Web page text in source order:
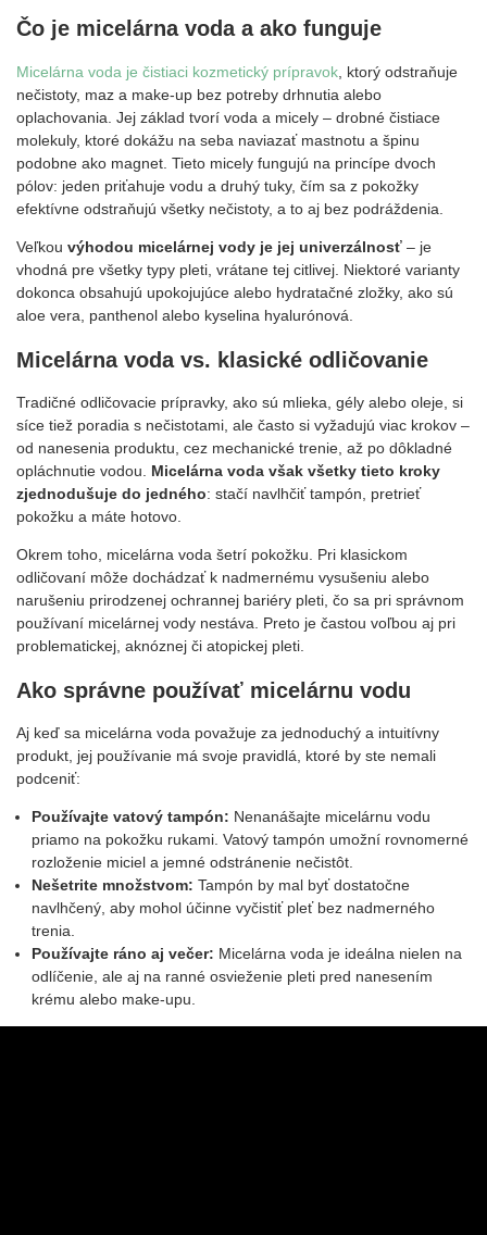
Čo je micelárna voda a ako funguje
Micelárna voda je čistiaci kozmetický prípravok , ktorý odstraňuje
nečistoty, maz a make-up bez potreby drhnutia alebo
oplachovania. Jej základ tvorí voda a micely – drobné čistiace
molekuly, ktoré dokážu na seba naviazať mastnotu a špinu
podobne ako magnet. Tieto micely fungujú na princípe dvoch
pólov: jeden priťahuje vodu a druhý tuky, čím sa z pokožky
efektívne odstraňujú všetky nečistoty, a to aj bez podráždenia.
Veľkou výhodou micelárnej vody je jej univerzálnosť – je
vhodná pre všetky typy pleti, vrátane tej citlivej. Niektoré varianty
dokonca obsahujú upokojujúce alebo hydratačné zložky, ako sú
aloe vera, panthenol alebo kyselina hyalurónová.
Micelárna voda vs. klasické odličovanie
Tradičné odličovacie prípravky, ako sú mlieka, gély alebo oleje, si
síce tiež poradia s nečistotami, ale často si vyžadujú viac krokov –
od nanesenia produktu, cez mechanické trenie, až po dôkladné
opláchnutie vodou. Micelárna voda však všetky tieto kroky
zjednodušuje do jedného: stačí navlhčiť tampón, pretrieť
pokožku a máte hotovo.
Okrem toho, micelárna voda šetrí pokožku. Pri klasickom
odličovaní môže dochádzať k nadmernému vysušeniu alebo
narušeniu prirodzenej ochrannej bariéry pleti, čo sa pri správnom
používaní micelárnej vody nestáva. Preto je častou voľbou aj pri
problematickej, aknóznej či atopickej pleti.
Ako správne používať micelárnu vodu
Aj keď sa micelárna voda považuje za jednoduchý a intuitívny
produkt, jej používanie má svoje pravidlá, ktoré by ste nemali
podceniť:
Používajte vatový tampón: Nenanášajte micelárnu vodu
priamo na pokožku rukami. Vatový tampón umožní rovnomerné
rozloženie miciel a jemné odstránenie nečistôt.
Nešetrite množstvom: Tampón by mal byť dostatočne
navlhčený, aby mohol účinne vyčistiť pleť bez nadmerného
trenia.
Používajte ráno aj večer: Micelárna voda je ideálna nielen na
odlíčenie, ale aj na ranné osvieženie pleti pred nanesením
krému alebo make-upu.